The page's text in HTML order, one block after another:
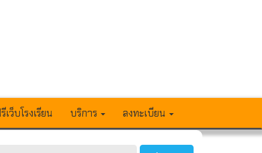
เว็บโรงเรียน บริการ ลงทะเบียน